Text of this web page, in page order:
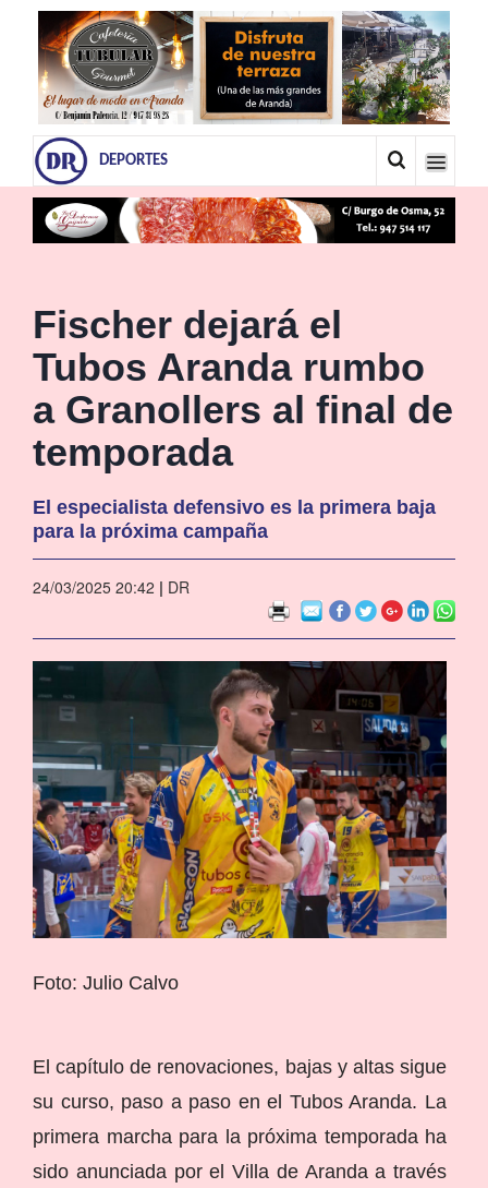
DEPORTES
Fischer dejará el
Tubos Aranda rumbo
a Granollers al final de
temporada
El especialista defensivo es la primera baja
para la próxima campaña
24/03/2025 20:42 | DR
Foto: Julio Calvo
El capítulo de renovaciones, bajas y altas sigue
su curso, paso a paso en el Tubos Aranda. La
primera marcha para la próxima temporada ha
sido anunciada por el Villa de Aranda a través